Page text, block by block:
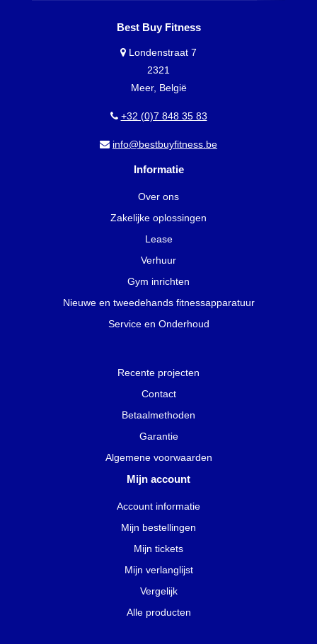
Best Buy Fitness
Londenstraat 7
2321
Meer, België
+32 (0)7 848 35 83
info@bestbuyfitness.be
Informatie
Over ons
Zakelijke oplossingen
Lease
Verhuur
Gym inrichten
Nieuwe en tweedehands fitnessapparatuur
Service en Onderhoud
Recente projecten
Contact
Betaalmethoden
Garantie
Algemene voorwaarden
Mijn account
Account informatie
Mijn bestellingen
Mijn tickets
Mijn verlanglijst
Vergelijk
Alle producten